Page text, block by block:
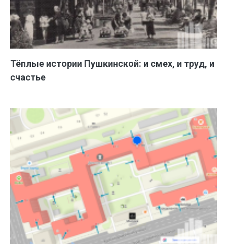
Тёплые истории Пушкинской: и смех, и труд, и
счастье